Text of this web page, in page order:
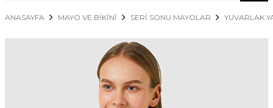
ANASAYFA MAYO VE BİKİNİ SERİ SONU MAYOLAR YUVARLAK